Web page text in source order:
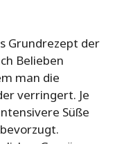
Grundrezept der
Belieben
man die
verringert. Je
Süße